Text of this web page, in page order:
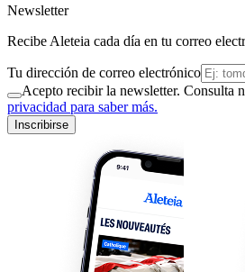
Newsletter
Recibe Aleteia cada día en tu correo
Tu dirección de correo electrónico
Acepto recibir la newsletter. Consulta
privacidad para saber más.
Inscribirse